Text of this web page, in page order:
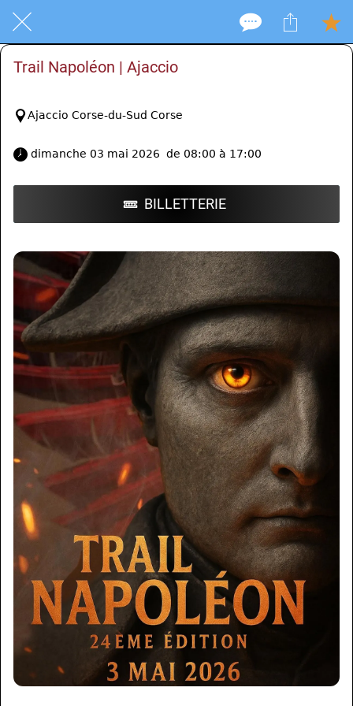
Trail Napoléon | Ajaccio
Ajaccio Corse-du-Sud Corse
dimanche 03 mai 2026  de 08:00 à 17:00
BILLETTERIE